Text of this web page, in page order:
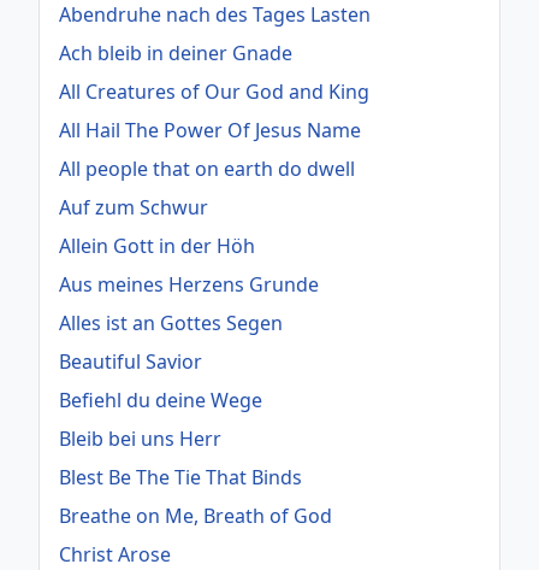
Abendruhe nach des Tages Lasten
Ach bleib in deiner Gnade
All Creatures of Our God and King
All Hail The Power Of Jesus Name
All people that on earth do dwell
Auf zum Schwur
Allein Gott in der Höh
Aus meines Herzens Grunde
Alles ist an Gottes Segen
Beautiful Savior
Befiehl du deine Wege
Bleib bei uns Herr
Blest Be The Tie That Binds
Breathe on Me, Breath of God
Christ Arose